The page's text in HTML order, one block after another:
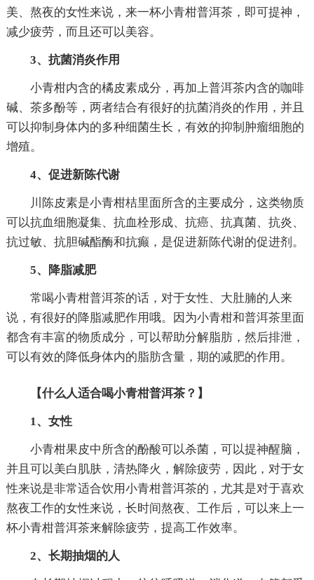
美、熬夜的女性来说，来一杯小青柑普洱茶，即可提神，
减少疲劳，而且还可以美容。
3、抗菌消炎作用
小青柑内含的橘皮素成分，再加上普洱茶内含的咖啡
碱、茶多酚等，两者结合有很好的抗菌消炎的作用，并且
可以抑制身体内的多种细菌生长，有效的抑制肿瘤细胞的
增殖。
4、促进新陈代谢
川陈皮素是小青柑桔里面所含的主要成分，这类物质
可以抗血细胞凝集、抗血栓形成、抗癌、抗真菌、抗炎、
抗过敏、抗胆碱酯酶和抗癫，是促进新陈代谢的促进剂。
5、降脂减肥
常喝小青柑普洱茶的话，对于女性、大肚腩的人来
说，有很好的降脂减肥作用哦。因为小青柑和普洱茶里面
都含有丰富的物质成分，可以帮助分解脂肪，然后排泄，
可以有效的降低身体内的脂肪含量，期的减肥的作用。
【什么人适合喝小青柑普洱茶？】
1、女性
小青柑果皮中所含的酚酸可以杀菌，可以提神醒脑，
并且可以美白肌肤，清热降火，解除疲劳，因此，对于女
性来说是非常适合饮用小青柑普洱茶的，尤其是对于喜欢
熬夜工作的女性来说，长时间熬夜、工作后，可以来上一
杯小青柑普洱茶来解除疲劳，提高工作效率。
2、长期抽烟的人